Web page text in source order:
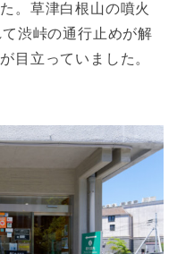
。草津白根山の噴火
渋峠の通行止めが解
目立っていました。